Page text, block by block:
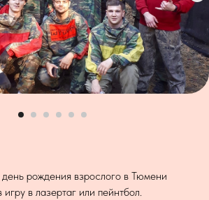
рождения взрослого в Тюмени
в лазертаг или пейнтбол.